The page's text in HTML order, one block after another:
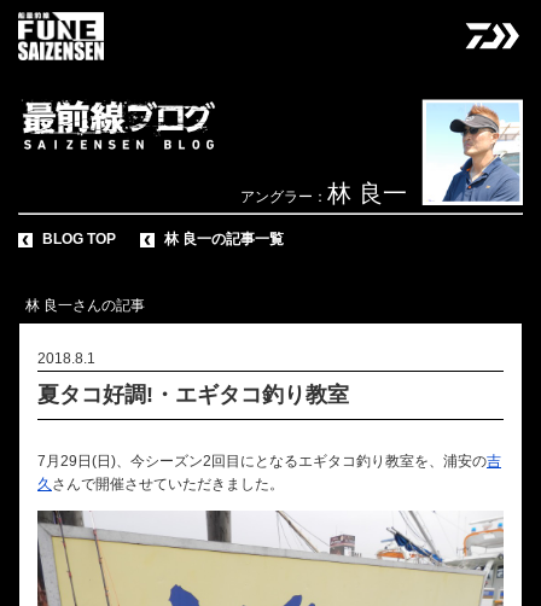
アングラー： 林 良一
BLOG TOP 林 良一の記事一覧
林 良一さんの記事
2018.8.1
夏タコ好調!・エギタコ釣り教室
7月29日(日)、今シーズン2回目にとなるエギタコ釣り教室を、浦安の吉
久 さんで開催させていただきました。